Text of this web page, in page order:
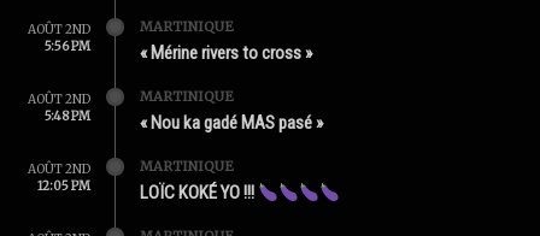
AOÛT 2ND
5:56 PM
MARTINIQUE
« Mérine rivers to cross »
AOÛT 2ND
5:48 PM
MARTINIQUE
« Nou ka gadé MAS pasé »
AOÛT 2ND
12:05 PM
MARTINIQUE
LOÏC KOKÉ YO !!!